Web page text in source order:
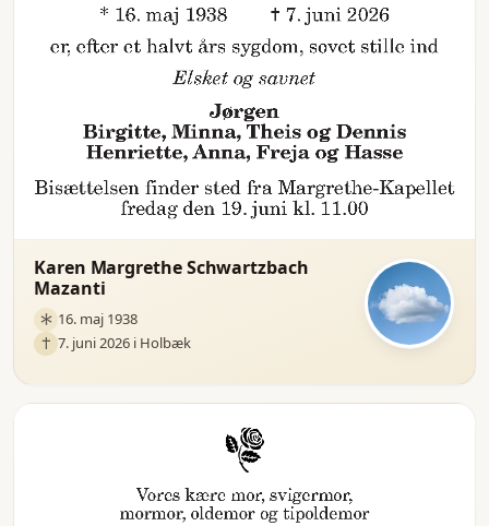
Karen Margrethe Schwartzbach
Mazanti
16. maj 1938
7. juni 2026 i Holbæk